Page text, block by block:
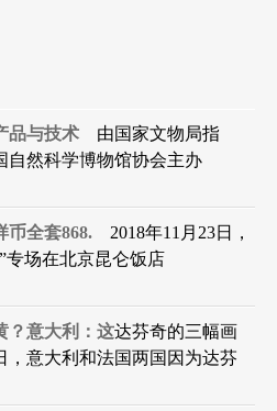
品与技术 由国家文物局指
自然科学博物馆协会主办
币全套868. 2018年11月23日，
专场在北京昆仑饭店
？意大利：这达芬奇的三幅画
，意大利和法国两国因为达芬